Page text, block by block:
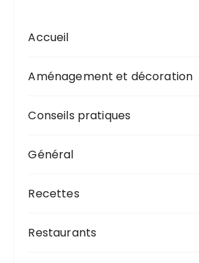
Accueil
Aménagement et décoration
Conseils pratiques
Général
Recettes
Restaurants